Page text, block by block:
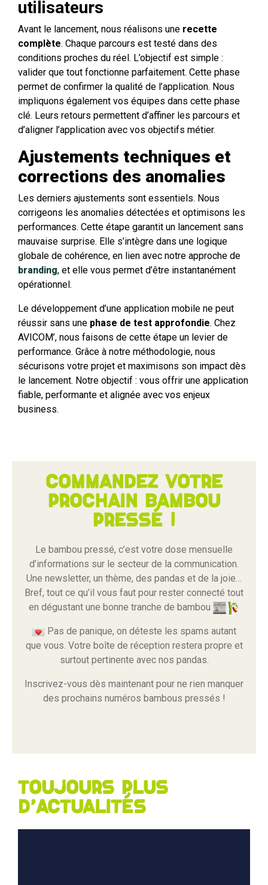
utilisateurs
Avant le lancement, nous réalisons une recette
complète. Chaque parcours est testé dans des
conditions proches du réel. L’objectif est simple :
valider que tout fonctionne parfaitement. Cette phase
permet de confirmer la qualité de l’application. Nous
impliquons également vos équipes dans cette phase
clé. Leurs retours permettent d’affiner les parcours et
d’aligner l’application avec vos objectifs métier.
Ajustements techniques et
corrections des anomalies
Les derniers ajustements sont essentiels. Nous
corrigeons les anomalies détectées et optimisons les
performances. Cette étape garantit un lancement sans
mauvaise surprise. Elle s’intègre dans une logique
globale de cohérence, en lien avec notre approche de
branding, et elle vous permet d’être instantanément
opérationnel.
Le développement d’une application mobile ne peut
réussir sans une phase de test approfondie. Chez
AVICOM’, nous faisons de cette étape un levier de
performance. Grâce à notre méthodologie, nous
sécurisons votre projet et maximisons son impact dès
le lancement. Notre objectif : vous offrir une application
fiable, performante et alignée avec vos enjeux
business.
Commandez votre
prochain bambou
pressé !
Le bambou pressé, c’est votre dose mensuelle
d’informations sur le secteur de la communication.
Une newsletter, un thème, des pandas et de la joie…
Bref, tout ce qu’il vous faut pour rester connecté tout
en dégustant une bonne tranche de bambou
Pas de panique, on déteste les spams autant
que vous. Votre boîte de réception restera propre et
surtout pertinente avec nos pandas.
Inscrivez-vous dès maintenant pour ne rien manquer
des prochains numéros bambous pressés !
Toujours plus
d'actualités